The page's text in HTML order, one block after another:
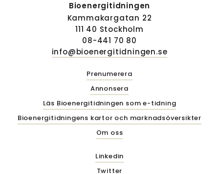
Bioenergitidningen
Kammakargatan 22
111 40 Stockholm
08-441 70 80
info@bioenergitidningen.se
Prenumerera
Annonsera
Läs Bioenergitidningen som e-tidning
Bioenergitidningens kartor och marknadsöversikter
Om oss
Linkedin
Twitter